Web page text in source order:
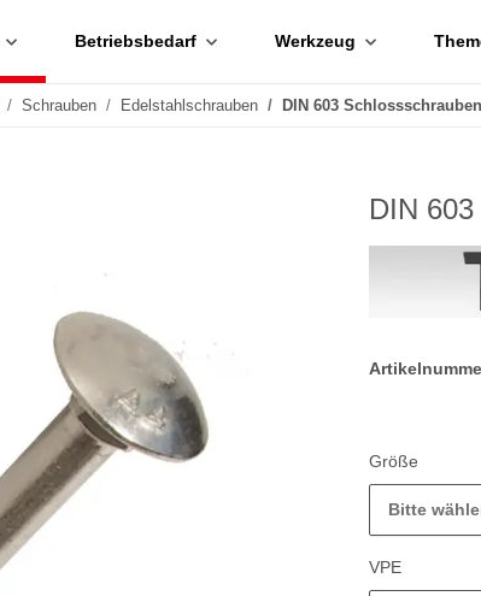
Betriebsbedarf Werkzeug
Schrauben Edelstahlschrauben DIN 603
DIN
Größe
Bitte
VPE